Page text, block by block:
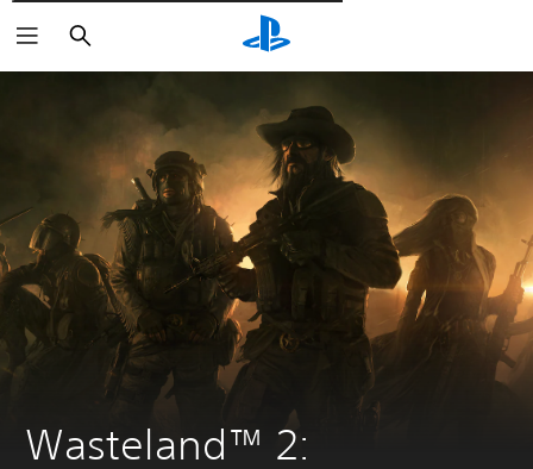
Wyszukaj
Wasteland™ 2: